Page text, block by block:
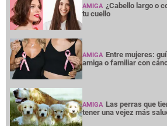
AMIGA ¿Cabello largo o
tu cuello
AMIGA Entre mujeres:
amiga o familiar con
AMIGA Las perras que
tener una vejez más